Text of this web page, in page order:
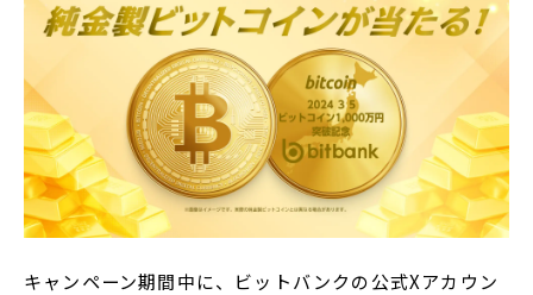
キャンペーン期間中に、ビットバンクの公式Xアカウン